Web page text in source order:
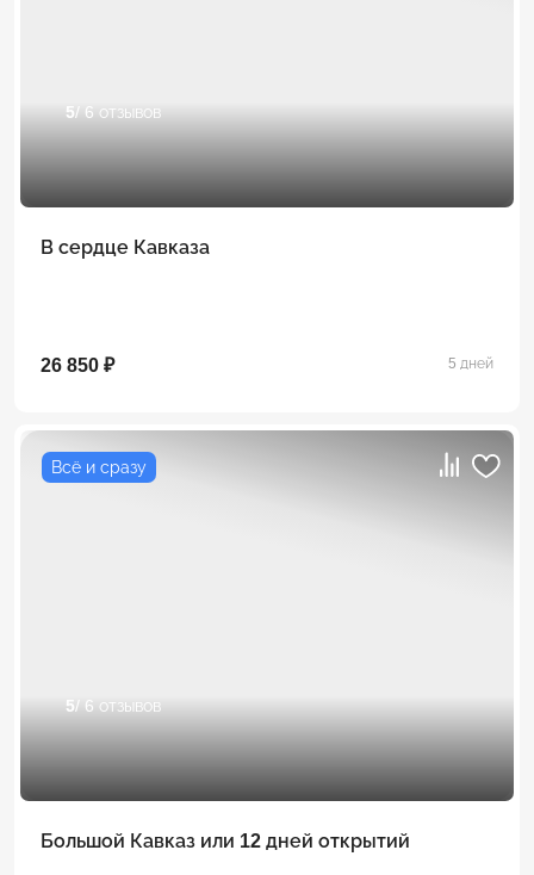
5/ 6 отзывов
В сердце Кавказа
26 850 ₽ 5 дней
Всё и сразу
5/ 6 отзывов
Большой Кавказ или 12 дней открытий